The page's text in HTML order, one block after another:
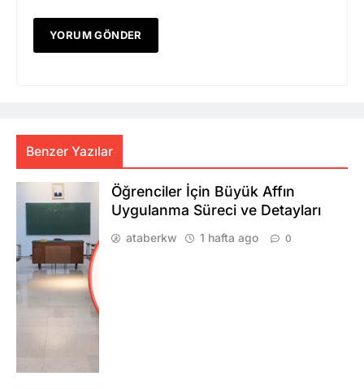
Benzer Yazılar
Öğrenciler İçin Büyük Affın
Uygulanma Süreci ve Detayları
ataberkw 1 hafta ago 0